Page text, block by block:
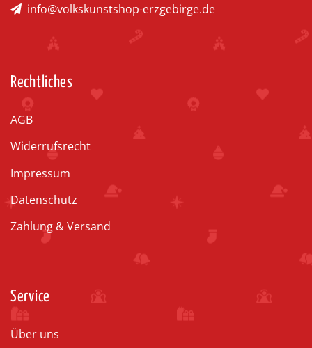
info@volkskunstshop-erzgebirge.de
Rechtliches
AGB
Widerrufsrecht
Impressum
Datenschutz
Zahlung & Versand
Service
Über uns